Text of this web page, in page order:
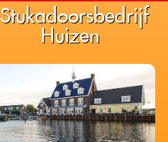
Stukadoorsbedrijf
Huizen